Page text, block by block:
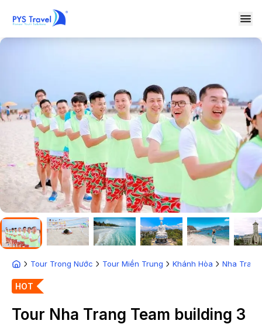
Tour Trong Nước Tour Miền Trung Khánh Hòa Nha Trang
HOT
Tour Nha Trang Team building 3